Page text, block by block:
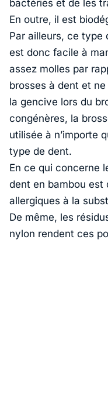
bactéries et de les
En outre, il est
Par ailleurs, ce type
est donc facile à
assez molles par
brosses à dent et
la gencive lors du
congénères, la
utilisée à n’importe
type de dent.
En ce qui concerne
dent en bambou est
allergiques à la
De même, les
nylon rendent ces